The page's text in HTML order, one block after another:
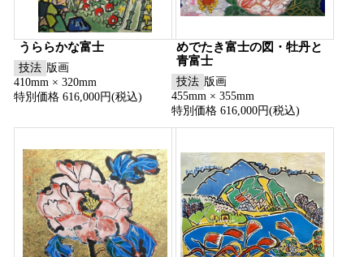
うららかな富士
技法 版画
410mm × 320mm
特別価格 616,000円(税込)
めでたき富士の図・牡丹と
青富士
技法 版画
455mm × 355mm
特別価格 616,000円(税込)